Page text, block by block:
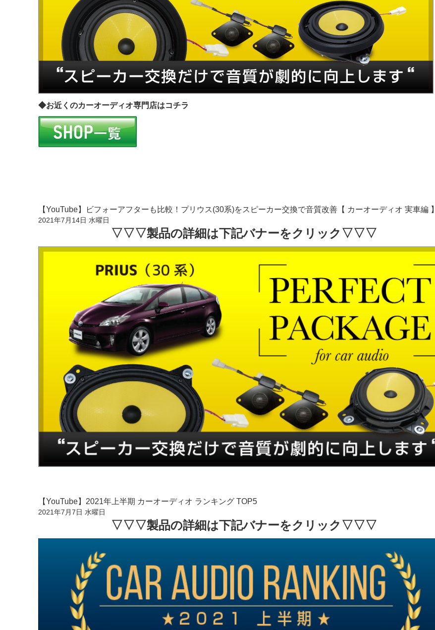
◆お近くのカーオーディオ専門店はコチラ
【YouTube】ビフォーアフターも比較！プリウス(30系)をスピーカー交換で音質改善【 カーオーディオ 実車編 】
2021年7月14日 水曜日
▽▽▽製品の詳細は下記バナーをクリック▽▽▽
【YouTube】2021年上半期 カーオーディオ ランキング TOP5
2021年7月7日 水曜日
▽▽▽製品の詳細は下記バナーをクリック▽▽▽